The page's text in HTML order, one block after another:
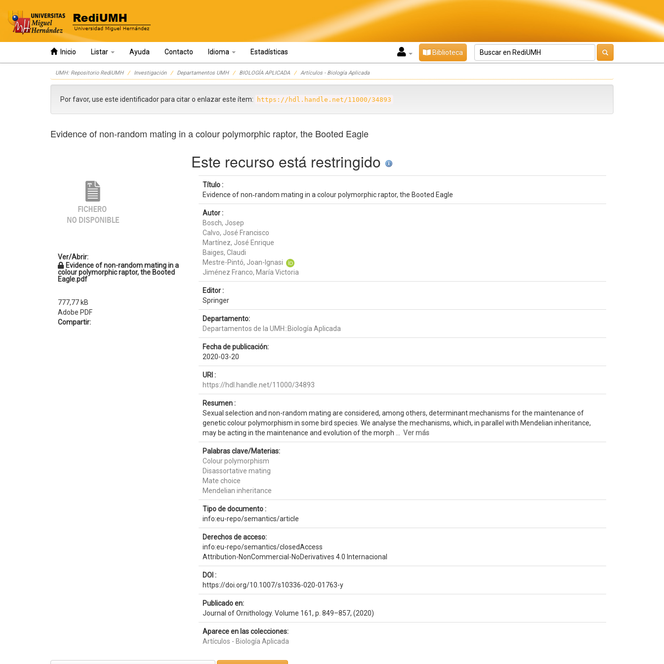
Inicio Listar Ayuda Contacto Idioma Estadísticas Biblioteca
UMH: Repositorio RediUMH Investigación Departamentos UMH BIOLOGÍA APLICADA Artículos - Biología Aplicada
Por favor, use este identificador para citar o enlazar este ítem: https://hdl.handle.net/11000/34893
Evidence of non‑random mating in a colour polymorphic raptor, the Booted Eagle
Ver/Abrir:
Evidence of non-random mating in a
colour polymorphic raptor, the Booted
Eagle.pdf
777,77 kB
Adobe PDF
Compartir:
Este recurso está restringido
Título :
Evidence of non‑random mating in a colour polymorphic raptor, the Booted Eagle
Autor :
Bosch, Josep
Calvo, José Francisco
Martínez, José Enrique
Baiges, Claudi
Mestre-Pintó, Joan-Ignasi
Jiménez Franco, María Victoria
Editor :
Springer
Departamento:
Departamentos de la UMH::Biología Aplicada
Fecha de publicación:
2020-03-20
URI :
https://hdl.handle.net/11000/34893
Resumen :
Sexual selection and non-random mating are considered, among others, determinant mechanisms for the maintenance of
genetic colour polymorphism in some bird species. We analyse the mechanisms, which, in parallel with Mendelian inheritance,
may be acting in the maintenance and evolution of the morph ... Ver más
Palabras clave/Materias:
Colour polymorphism
Disassortative mating
Mate choice
Mendelian inheritance
Tipo de documento :
info:eu-repo/semantics/article
Derechos de acceso:
info:eu-repo/semantics/closedAccess
Attribution-NonCommercial-NoDerivatives 4.0 Internacional
DOI :
https://doi.org/10.1007/s10336-020-01763-y
Publicado en:
Journal of Ornithology. Volume 161, p. 849–857, (2020)
Aparece en las colecciones:
Artículos - Biología Aplicada